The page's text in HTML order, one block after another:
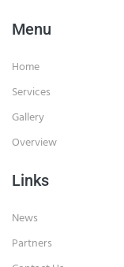
Menu
Home
Services
Gallery
Overview
Links
News
Partners